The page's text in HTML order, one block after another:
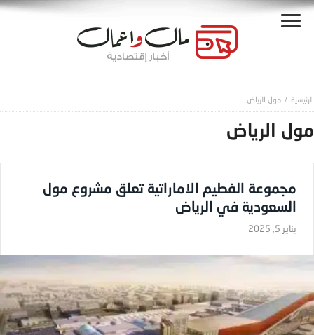
مول الرياض
مول الرياض
مجموعة الفطيم الاماراتية تعلق مشروع مول
السعودية في الرياض
يناير 5, 2025